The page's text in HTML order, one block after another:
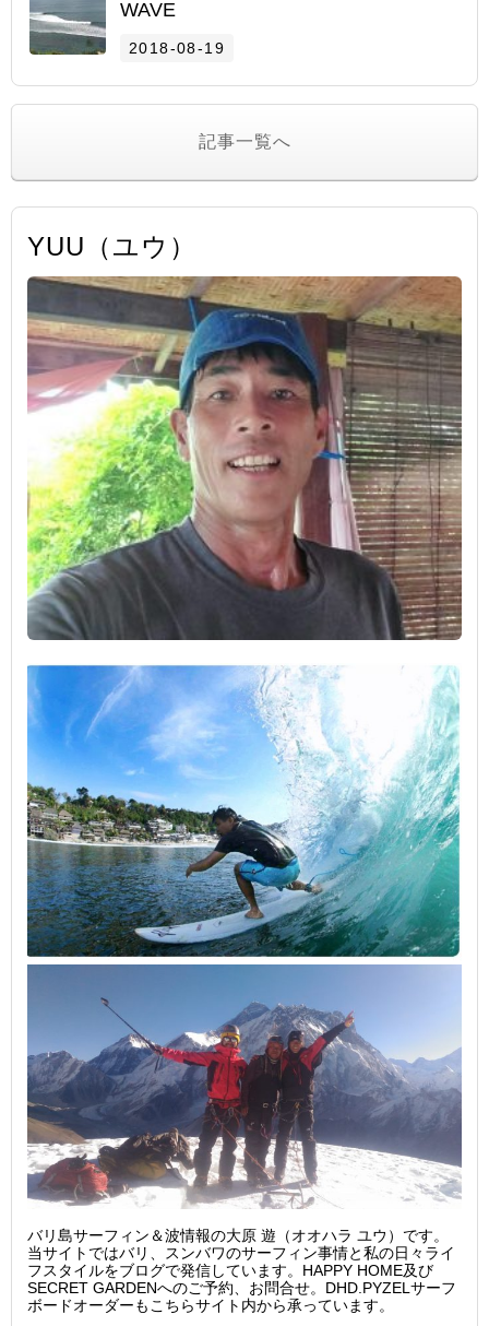
WAVE
2018-08-19
記事一覧へ
YUU（ユウ）
バリ島サーフィン＆波情報の大原 遊（オオハラ ユウ）です。
当サイトではバリ、スンバワのサーフィン事情と私の日々ライ
フスタイルをブログで発信しています。HAPPY HOME及び
SECRET GARDENへのご予約、お問合せ。DHD.PYZELサーフ
ボードオーダーもこちらサイト内から承っています。